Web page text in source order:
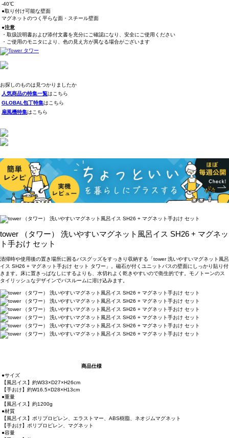
-40℃
●取り付け可能な壁面
マグネットのつく平らな面・スチール壁面
●注意
・取扱説明書および添付文書を充分にご確認になり、安全にご使用ください
・ご使用のモニタにより、色の見え方が異なる場合がございます
お探しのものは見つかりましたか
人気商品の特集一覧はこちら
GLOBAL包丁特集はこちら
扇風機特集はこちら
tower （タワー） 洗いやすいマグネット風呂イス SH26 + マグネッ
ト手おけ セット
清掃時や使用後の置き場所に困るバスグッズをすっきり収納する「tower 洗いやすいマグネット風呂
イス SH26 + マグネット手おけ セット タワー」。磁石が付くユニットバスの壁面にしっかり貼り付
きます。床に置きっぱなしにするよりも、水切れよく乾きやすいので衛生的です。モノトーンのス
タイリッシュなデザインでバスルームに溶け込みます。
商品仕様
●サイズ
【風呂イス】約W33×D27×H26cm
【手おけ】約W16.5×D28×H13cm
●重量
【風呂イス】約1200g
●材質
【風呂イス】ポリプロピレン、エラストマー、ABS樹脂、ネオジムマグネット
【手おけ】ポリプロピレン、マグネット
●容量